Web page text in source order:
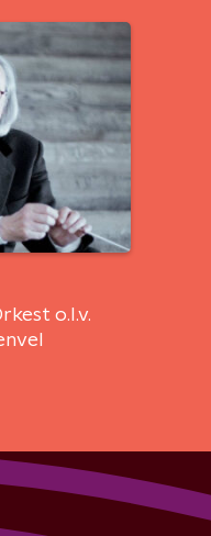
o.l.v.